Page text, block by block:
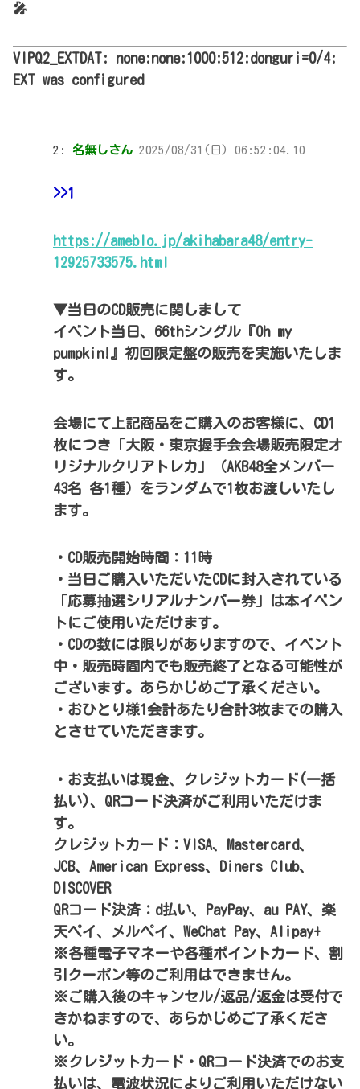
🎤
VIPQ2_EXTDAT: none:none:1000:512:donguri=0/4:
EXT was configured
2: 名無しさん 2025/08/31(日) 06:52:04.10
>>1
https://ameblo.jp/akihabara48/entry-
12925733575.html
▼当日のCD販売に関しまして
イベント当日、66thシングル『Oh my
pumpkin!』初回限定盤の販売を実施いたしま
す。
会場にて上記商品をご購入のお客様に、CD1
枚につき「大阪・東京握手会会場販売限定オ
リジナルクリアトレカ」（AKB48全メンバー
43名 各1種）をランダムで1枚お渡しいたし
ます。
・CD販売開始時間：11時
・当日ご購入いただいたCDに封入されている
「応募抽選シリアルナンバー券」は本イベン
トにご使用いただけます。
・CDの数には限りがありますので、イベント
中・販売時間内でも販売終了となる可能性が
ございます。あらかじめご了承ください。
・おひとり様1会計あたり合計3枚までの購入
とさせていただきます。
・お支払いは現金、クレジットカード(一括
払い)、QRコード決済がご利用いただけま
す。
クレジットカード：VISA、Mastercard、
JCB、American Express、Diners Club、
DISCOVER
QRコード決済：d払い、PayPay、au PAY、楽
天ペイ、メルペイ、WeChat Pay、Alipay+
※各種電子マネーや各種ポイントカード、割
引クーポン等のご利用はできません。
※ご購入後のキャンセル/返品/返金は受付で
きかねますので、あらかじめご了承くださ
い。
※クレジットカード・QRコード決済でのお支
払いは、電波状況によりご利用いただけない